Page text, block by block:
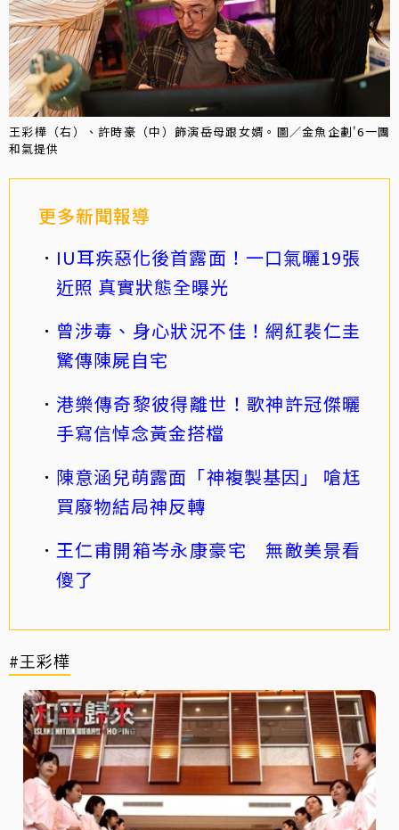
王彩樺（右）、許時豪（中）飾演岳母跟女婿。圖／金魚企劃'6一團
和氣提供
更多新聞報導
IU耳疾惡化後首露面！一口氣曬19張
近照 真實狀態全曝光
曾涉毒、身心狀況不佳！網紅裴仁圭
驚傳陳屍自宅
港樂傳奇黎彼得離世！歌神許冠傑曬
手寫信悼念黃金搭檔
陳意涵兒萌露面「神複製基因」 嗆尪
買廢物結局神反轉
王仁甫開箱岑永康豪宅 無敵美景看
傻了
#王彩樺